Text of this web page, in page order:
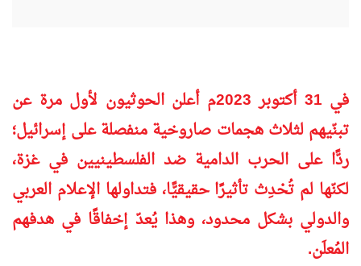
في 31 أكتوبر 2023م أعلن الحوثيون لأول مرة عن
تبنّيهم لثلاث هجمات صاروخية منفصلة على إسرائيل؛
ردًّا على الحرب الدامية ضد الفلسطينيين في غزة،
لكنّها لم تُحْدِث تأثيرًا حقيقيًّا، فتداولها الإعلام العربي
والدولي بشكل محدود، وهذا يُعدّ إخفاقًا في هدفهم
المُعلَن.